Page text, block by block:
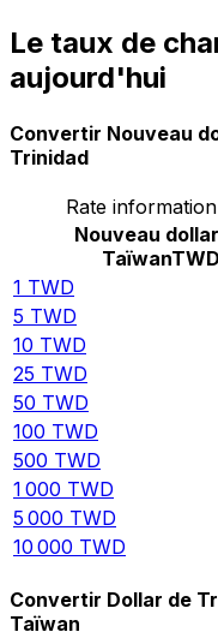
Le taux de
aujourd'hui
Convertir Nouveau
Trinidad
Rate
Nouveau
TaïwanTWD
1 TWD
5 TWD
10 TWD
25 TWD
50 TWD
100 TWD
500 TWD
1 000 TWD
5 000 TWD
10 000 TWD
Convertir Dollar de
Taïwan